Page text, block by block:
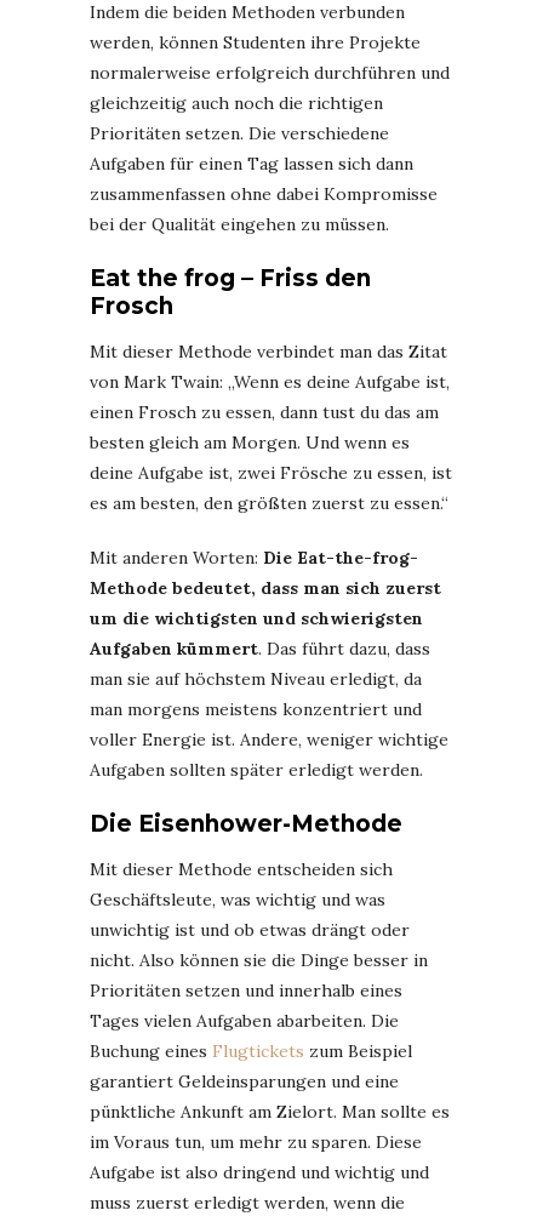
Indem die beiden Methoden verbunden
werden, können Studenten ihre Projekte
normalerweise erfolgreich durchführen und
gleichzeitig auch noch die richtigen
Prioritäten setzen. Die verschiedene
Aufgaben für einen Tag lassen sich dann
zusammenfassen ohne dabei Kompromisse
bei der Qualität eingehen zu müssen.
Eat the frog – Friss den
Frosch
Mit dieser Methode verbindet man das Zitat
von Mark Twain: „Wenn es deine Aufgabe ist,
einen Frosch zu essen, dann tust du das am
besten gleich am Morgen. Und wenn es
deine Aufgabe ist, zwei Frösche zu essen, ist
es am besten, den größten zuerst zu essen.“
Mit anderen Worten: Die Eat-the-frog-
Methode bedeutet, dass man sich zuerst
um die wichtigsten und schwierigsten
Aufgaben kümmert. Das führt dazu, dass
man sie auf höchstem Niveau erledigt, da
man morgens meistens konzentriert und
voller Energie ist. Andere, weniger wichtige
Aufgaben sollten später erledigt werden.
Die Eisenhower-Methode
Mit dieser Methode entscheiden sich
Geschäftsleute, was wichtig und was
unwichtig ist und ob etwas drängt oder
nicht. Also können sie die Dinge besser in
Prioritäten setzen und innerhalb eines
Tages vielen Aufgaben abarbeiten. Die
Buchung eines Flugtickets zum Beispiel
garantiert Geldeinsparungen und eine
pünktliche Ankunft am Zielort. Man sollte es
im Voraus tun, um mehr zu sparen. Diese
Aufgabe ist also dringend und wichtig und
muss zuerst erledigt werden, wenn die